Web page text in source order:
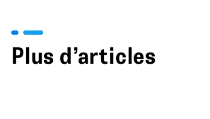
Plus d’articles